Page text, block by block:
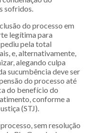
sofridos.
do processo em
legítima para
pela total
e, alternativamente,
alegando culpa
sucumbência deve ser
do processo até
do benefício do
conforme a
(STJ).
sem resolução